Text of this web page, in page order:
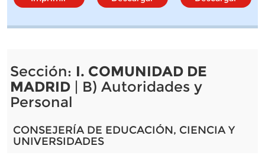
Sección: I. COMUNIDAD DE
MADRID| B) Autoridades y
Personal
CONSEJERÍA DE EDUCACIÓN, CIENCIA Y
UNIVERSIDADES